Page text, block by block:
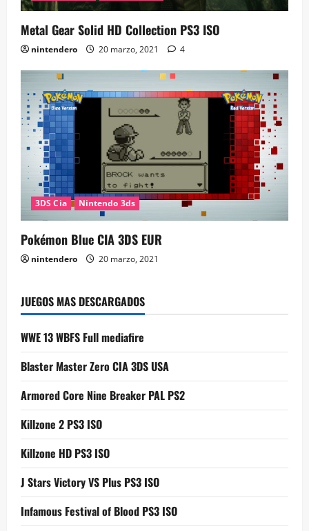
Metal Gear Solid HD Collection PS3 ISO
nintendero 20 marzo, 2021 4
3DS Cia Nintendo 3ds
Pokémon Blue CIA 3DS EUR
nintendero 20 marzo, 2021
JUEGOS MAS DESCARGADOS
WWE 13 WBFS Full mediafire
Blaster Master Zero CIA 3DS USA
Armored Core Nine Breaker PAL PS2
Killzone 2 PS3 ISO
Killzone HD PS3 ISO
J Stars Victory VS Plus PS3 ISO
Infamous Festival of Blood PS3 ISO